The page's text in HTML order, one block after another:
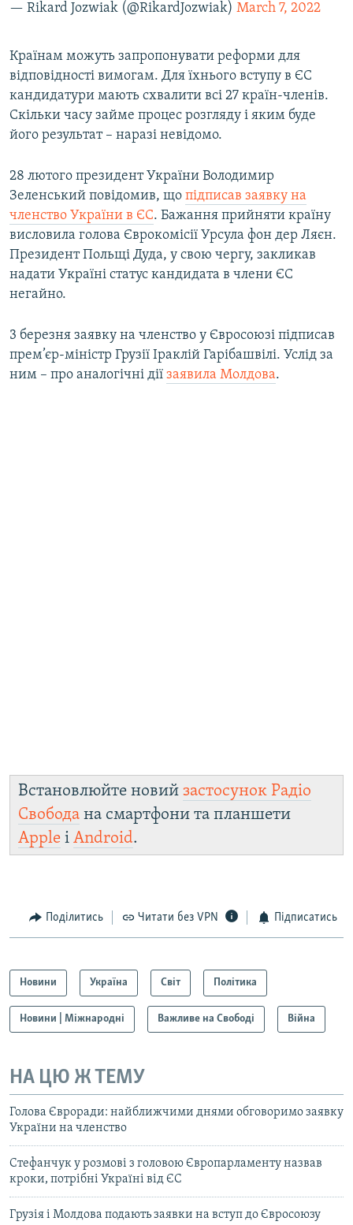
— Rikard Jozwiak (@RikardJozwiak) March 7, 2022
Країнам можуть запропонувати реформи для
відповідності вимогам. Для їхнього вступу в ЄС
кандидатури мають схвалити всі 27 країн-членів.
Скільки часу займе процес розгляду і яким буде
його результат – наразі невідомо.
28 лютого президент України Володимир
Зеленський повідомив, що підписав заявку на
членство України в ЄС. Бажання прийняти країну
висловила голова Єврокомісії Урсула фон дер Ляєн.
Президент Польщі Дуда, у свою чергу, закликав
надати Україні статус кандидата в члени ЄС
негайно.
3 березня заявку на членство у Євросоюзі підписав
прем’єр-міністр Грузії Іраклій Гарібашвілі. Услід за
ним – про аналогічні дії заявила Молдова.
Встановлюйте новий застосунок Радіо
Свобода на смартфони та планшети
Apple і Android.
Поділитись Читати без VPN Підписатись
Новини Україна Світ Політика
Новини | Міжнародні Важливе на Свободі Війна
НА ЦЮ Ж ТЕМУ
Голова Євроради: найближчими днями обговоримо заявку
України на членство
Стефанчук у розмові з головою Європарламенту назвав
кроки, потрібні Україні від ЄС
Грузія і Молдова подають заявки на вступ до Євросоюзу